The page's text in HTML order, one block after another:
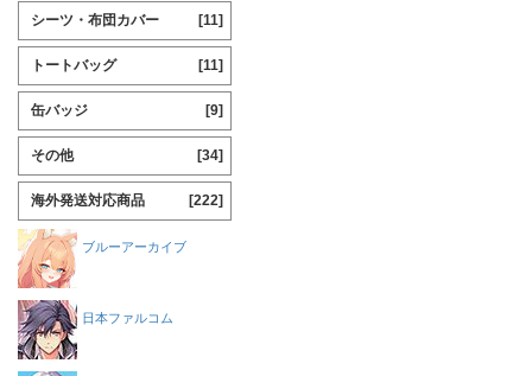
シーツ・布団カバー [11]
トートバッグ [11]
缶バッジ [9]
その他 [34]
海外発送対応商品 [222]
ブルーアーカイブ
日本ファルコム